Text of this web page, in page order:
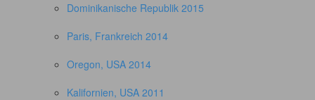
Dominikanische Republik 2015
Paris, Frankreich 2014
Oregon, USA 2014
Kalifornien, USA 2011